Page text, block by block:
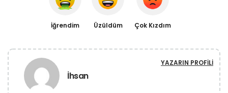
İğrendim Üzüldüm Çok Kızdım
İhsan
YAZARIN PROFILI